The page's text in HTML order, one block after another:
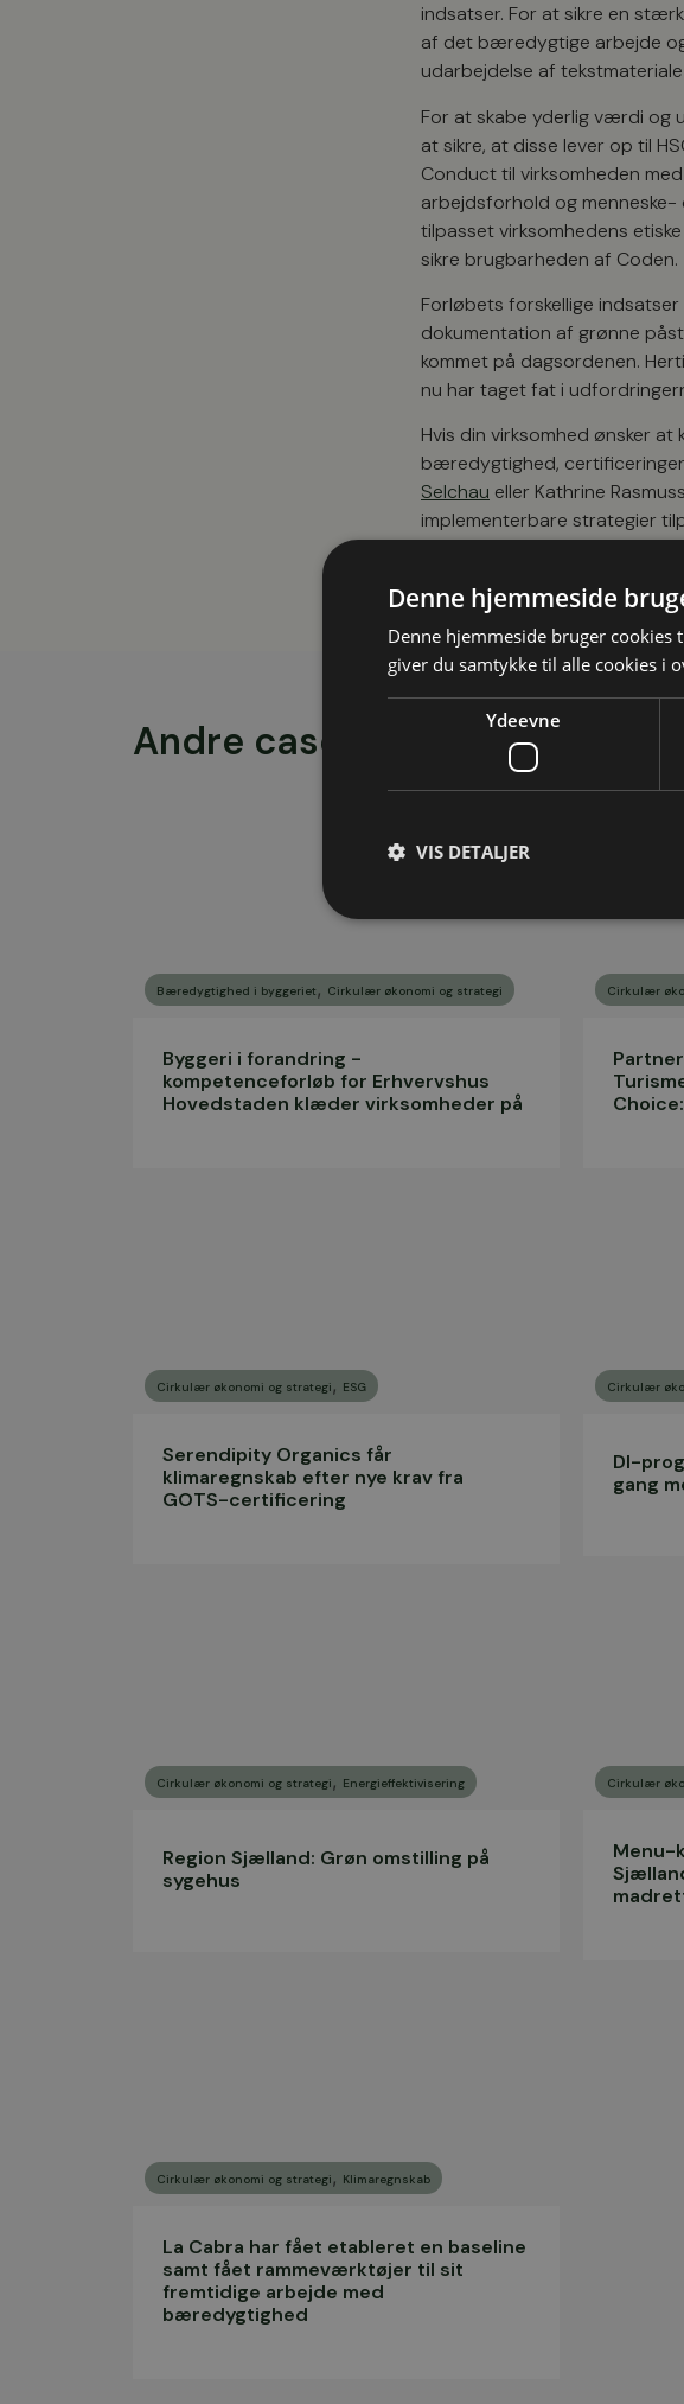
indsatser. For at sikre en
af det bæredygtige arbejde
udarbejdelse af tekstmateriale
For at skabe yderlig værdi og
at sikre, at disse lever op til
Conduct til virksomheden
arbejdsforhold og menneske-
tilpasset virksomhedens
sikre brugbarheden af Coden.
Forløbets forskellige
dokumentation af grønne
kommet på dagsordenen.
nu har taget fat i
Hvis din virksomhed ønsker
bæredygtighed,
Selchau eller Kathrine
implementerbare strategier
Andre cases som denne
Bæredygtighed i byggeriet , Cirkulær økonomi og strategi
Byggeri i forandring -
kompetenceforløb for Erhvervshus
Hovedstaden klæder virksomheder på
Cirkulær
Cirkulær økonomi og strategi , ESG
Serendipity Organics får
klimaregnskab efter nye krav fra
GOTS-certificering
Cirkulær
DI-
gang
Cirkulær økonomi og strategi , Energieffektivisering
Region Sjælland: Grøn omstilling på
sygehus
Cirkulær
Menu-
Cirkulær økonomi og strategi , Klimaregnskab
La Cabra har fået etableret en baseline
samt fået rammeværktøjer til sit
fremtidige arbejde med
bæredygtighed
Denne hjemmeside
Denne hjemmeside bruger
giver du samtykke til alle cookies i
Ydeevne
VIS DETALJER